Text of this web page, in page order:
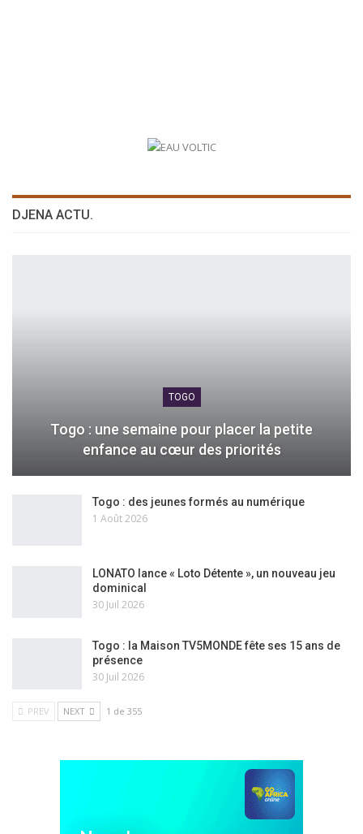
DJENA ACTU.
TOGO
Togo : une semaine pour placer la petite
enfance au cœur des priorités
Togo : des jeunes formés au numérique
1 Août 2026
LONATO lance « Loto Détente », un nouveau jeu
dominical
30 Juil 2026
Togo : la Maison TV5MONDE fête ses 15 ans de
présence
30 Juil 2026
PREV NEXT 1 de 355